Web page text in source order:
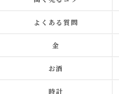
よくある質問
金
お酒
時計